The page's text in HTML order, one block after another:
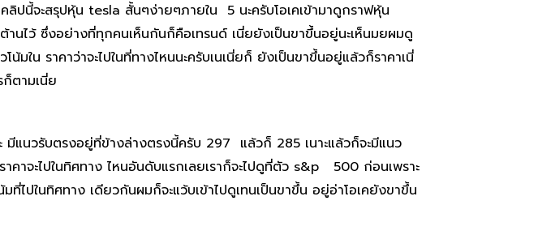
ลิปนี้จะสรุปหุ้น tesla สั้นๆง่ายๆภายใน 5 นะครับโอเคเข้ามาดูกราฟหุ้น
ไว้ ซึ่งอย่างที่ทุกคนเห็นกันก็คือเทรนด์ เนี่ยยังเป็นขาขึ้นอยู่นะเห็นมยผมดู
ใน ราคาว่าจะไปในที่ทางไหนนะครับเนเนี่ยก็ ยังเป็นขาขึ้นอยู่แล้วก็ราคาเนี่
ก็ตามเนี่ย
แนวรับตรงอยู่ที่ข้างล่างตรงนี้ครับ 297 แล้วก็ 285 เนาะแล้วก็จะมีแนว
จะไปในทิศทาง ไหนอันดับแรกเลยเราก็จะไปดูที่ตัว s&p 500 ก่อนเพราะ
ไปในทิศทาง เดียวกันผมก็จะแว้บเข้าไปดูเทนเป็นขาขึ้น อยู่อ่าโอเคยังขาขึ้น